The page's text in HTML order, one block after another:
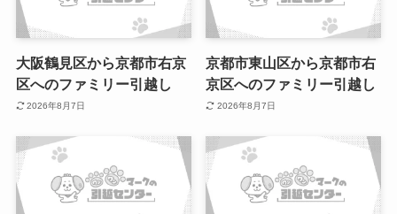
大阪鶴見区から京都市右京
区へのファミリー引越し
2026年8月7日
京都市東山区から京都市右
京区へのファミリー引越し
2026年8月7日